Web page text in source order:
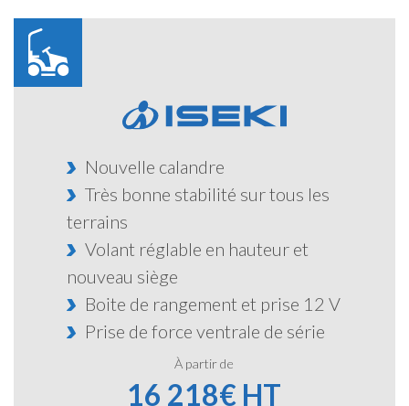
Nouvelle calandre
Très bonne stabilité sur tous les
terrains
Volant réglable en hauteur et
nouveau siège
Boite de rangement et prise 12 V
Prise de force ventrale de série
à partir de
16 218€ HT